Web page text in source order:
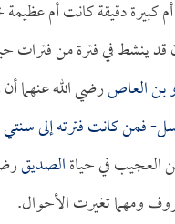
كبيرة دقيقة كانت أم
ينشط في فترة من فترات
بن العاصرضي الله عنهما
كانت فترته إلى
في حياةالصديق
ومهما تغيرت الأحوال.